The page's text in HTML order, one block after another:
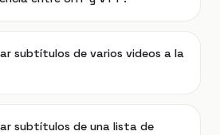
subtítulos de varios videos a la
subtítulos de una lista de